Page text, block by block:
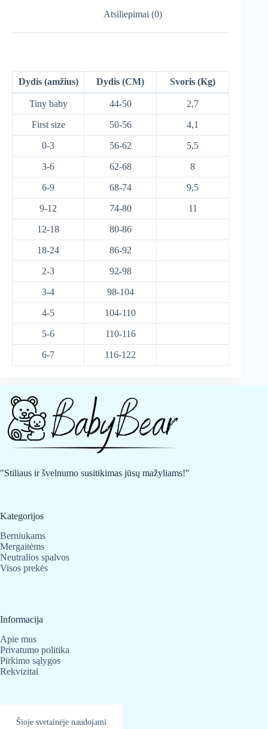
Šioje svetainėje naudojami
Atsiliepimai (0)
Dydis (amžius) Dydis (CM) Svoris (Kg)
Tiny baby 44-50 2,7
First size 50-56 4,1
0-3 56-62 5,5
3-6 62-68 8
6-9 68-74 9,5
9-12 74-80 11
12-18 80-86
18-24 86-92
2-3 92-98
3-4 98-104
4-5 104-110
5-6 110-116
6-7 116-122
"Stiliaus ir švelnumo susitikimas jūsų mažyliams!"
Kategorijos
Berniukams
Mergaitėms
Neutralios spalvos
Visos prekės
Informacija
Apie mus
Privatumo politika
Pirkimo sąlygos
Rekvizitai